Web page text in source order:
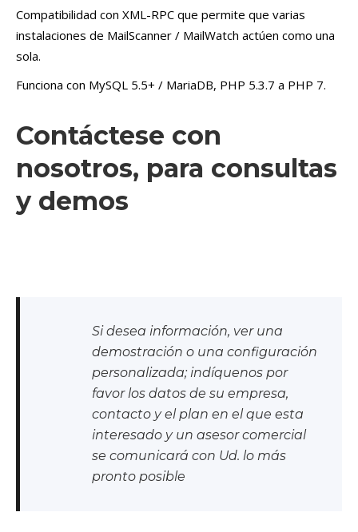
Compatibilidad con XML-RPC que permite que varias
instalaciones de MailScanner / MailWatch actúen como una
sola.
Funciona con MySQL 5.5+ / MariaDB, PHP 5.3.7 a PHP 7.
Contáctese con
nosotros, para consultas
y demos
Si desea información, ver una
demostración o una configuración
personalizada; indíquenos por
favor los datos de su empresa,
contacto y el plan en el que esta
interesado y un asesor comercial
se comunicará con Ud. lo más
pronto posible